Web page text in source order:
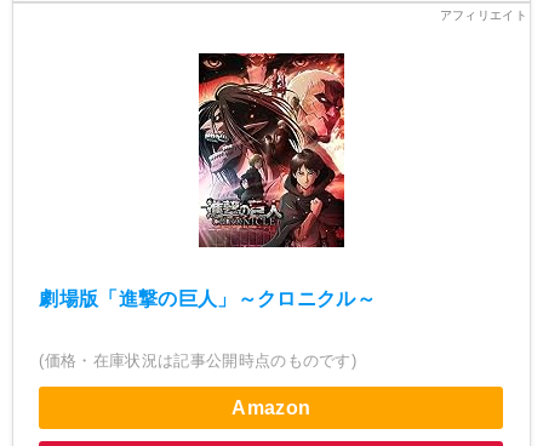
劇場版「進撃の巨人」～クロニクル～
(価格・在庫状況は記事公開時点のものです)
Amazon